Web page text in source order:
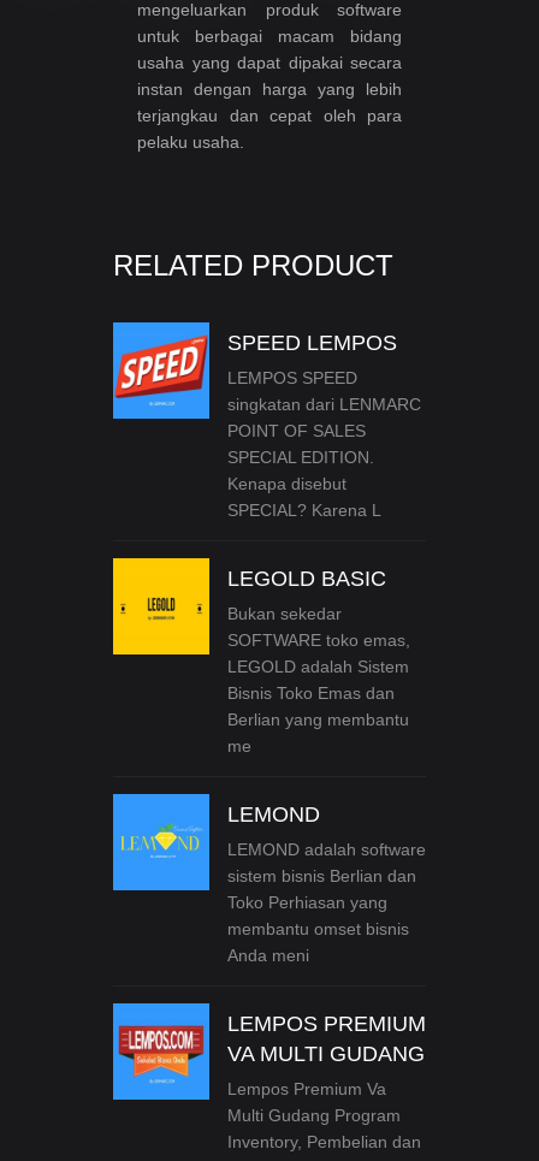
mengeluarkan produk software
untuk berbagai macam bidang
usaha yang dapat dipakai secara
instan dengan harga yang lebih
terjangkau dan cepat oleh para
pelaku usaha.
RELATED PRODUCT
SPEED LEMPOS
LEMPOS SPEED
singkatan dari LENMARC
POINT OF SALES
SPECIAL EDITION.
Kenapa disebut
SPECIAL? Karena L
LEGOLD BASIC
Bukan sekedar
SOFTWARE toko emas,
LEGOLD adalah Sistem
Bisnis Toko Emas dan
Berlian yang membantu
me
LEMOND
LEMOND adalah software
sistem bisnis Berlian dan
Toko Perhiasan yang
membantu omset bisnis
Anda meni
LEMPOS PREMIUM
VA MULTI GUDANG
Lempos Premium Va
Multi Gudang Program
Inventory, Pembelian dan